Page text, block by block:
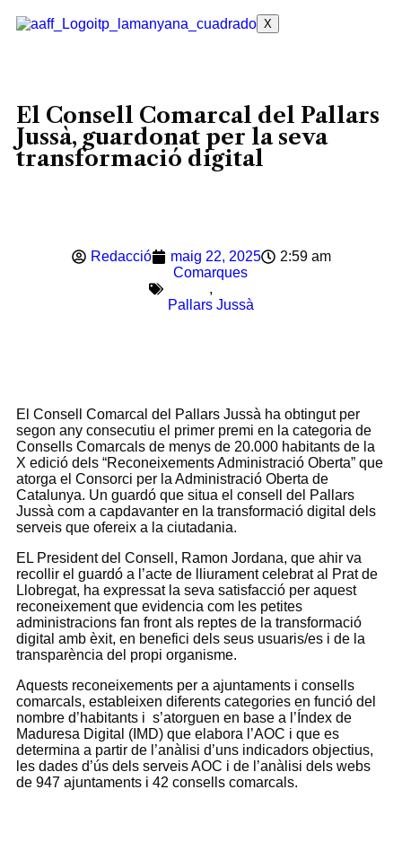
X
El Consell Comarcal del Pallars
Jussà, guardonat per la seva
transformació digital
Redacció maig 22, 2025
2:59 am
Comarques
,
Pallars Jussà
El Consell Comarcal del Pallars Jussà ha obtingut per
segon any consecutiu el primer premi en la categoria de
Consells Comarcals de menys de 20.000 habitants de la
X edició dels “Reconeixements Administració Oberta” que
atorga el Consorci per la Administració Oberta de
Catalunya. Un guardó que situa el consell del Pallars
Jussà com a capdavanter en la transformació digital dels
serveis que ofereix a la ciutadania.
EL President del Consell, Ramon Jordana, que ahir va
recollir el guardó a l’acte de lliurament celebrat al Prat de
Llobregat, ha expressat la seva satisfacció per aquest
reconeixement que evidencia com les petites
administracions fan front als reptes de la transformació
digital amb èxit, en benefici dels seus usuaris/es i de la
transparència del propi organisme.
Aquests reconeixements per a ajuntaments i consells
comarcals, estableixen diferents categories en funció del
nombre d’habitants i s’atorguen en base a l’Índex de
Maduresa Digital (IMD) que elabora l’AOC i que es
determina a partir de l’anàlisi d’uns indicadors objectius,
les dades d’ús dels serveis AOC i de l’anàlisi dels webs
de 947 ajuntaments i 42 consells comarcals.